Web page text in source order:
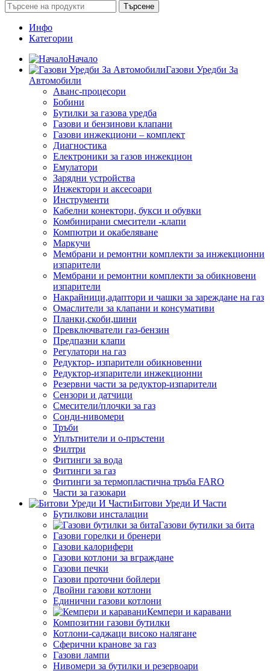
Търсене
Инфо
Категории
Начало
Газови Уредби За
Автомобили
Аванс-процесори
Бобини
Бутилки за газова уредба
Газови и бензинови клапани
Газови инжекциони – комплект
Диагностика
Електроники за газов инжекцион
Емулатори
Зарядни устройства
Инжектори и аксесоари
Инструменти
Кабелни конектори, букси и обувки
Комбинирани смесители -клапи
Компютри и окабеляване
Маркучи
Мембрани и ремонтни комплекти за инжекционни
изпарители
Мембрани и ремонтни комплекти за обикновени
изпарители
Накрайници,адаптори и чашки за зареждане на газ
Омаслители за клапани и консумативи
Планки,скоби,шини
Превключватели газ-бензин
Предпазни клапи
Регулатори на газ
Редуктор- изпарители обикновенни
Редуктор-изпарители инжекционни
Резервни части за редуктор-изпарители
Сензори и датчици
Смесители/плочки за газ
Сонди-нивомери
Тръби
Уплътнители и о-пръстени
Филтри
Фитинги за вода
Фитинги за газ
Фитинги за термопластична тръба FARO
Части за газокари
Битови Уреди И Части
Бутилкови инсталации
Газови бутилки за бита
Газови горелки и бренери
Газови калорифери
Газови котлони за вграждане
Газови печки
Газови проточни бойлери
Двойни газови котлони
Единични газови котлони
Кемпери и каравани
Композитни газови бутилки
Котлони-саджаци високо налягане
Сферични кранове за газ
Газови лампи
Нивомери за бутилки и резервоари